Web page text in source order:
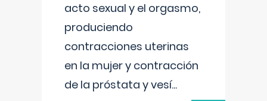
acto sexual y el orgasmo,
produciendo
contracciones uterinas
en la mujer y contracción
de la próstata y vesí...